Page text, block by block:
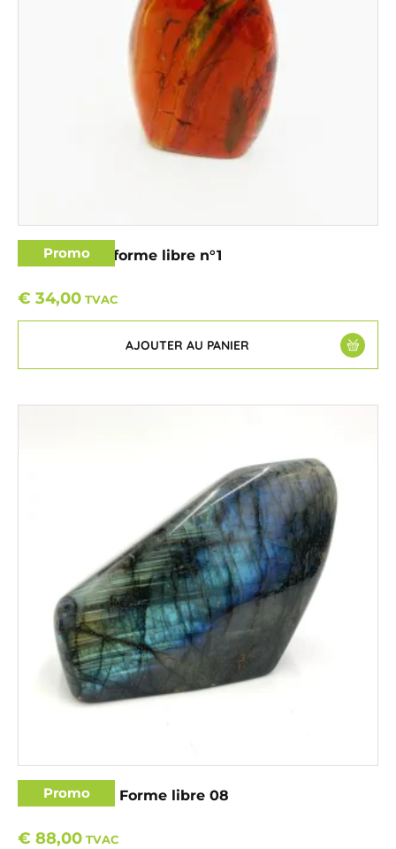
Promo
Jaspe rouge forme libre n°1
€ 34,00 TVAC
AJOUTER AU PANIER
Promo
Labradorite – Forme libre 08
€ 88,00 TVAC